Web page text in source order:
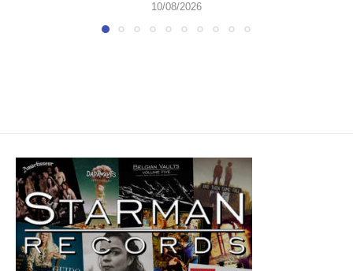
10/08/2026